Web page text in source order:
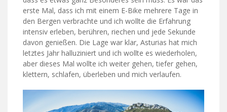
erste Mal, dass ich mit einem E-Bike mehrere Tage in
den Bergen verbrachte und ich wollte die Erfahrung
intensiv erleben, berühren, riechen und jede Sekunde
davon genießen. Die Lage war klar, Asturias hat mich
letztes Jahr halluziniert und ich wollte es wiederholen,
aber dieses Mal wollte ich weiter gehen, tiefer gehen,
klettern, schlafen, überleben und mich verlaufen.